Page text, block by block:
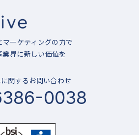
マーケティングの力で
業界に新しい価値を
関するお問い合わせ
0038